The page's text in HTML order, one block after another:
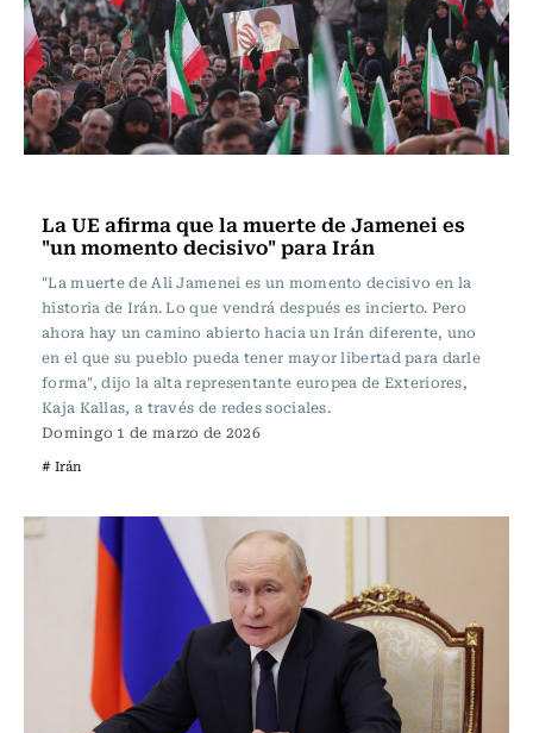
La UE afirma que la muerte de Jamenei es
"un momento decisivo" para Irán
"La muerte de Ali Jamenei es un momento decisivo en la
historia de Irán. Lo que vendrá después es incierto. Pero
ahora hay un camino abierto hacia un Irán diferente, uno
en el que su pueblo pueda tener mayor libertad para darle
forma", dijo la alta representante europea de Exteriores,
Kaja Kallas, a través de redes sociales.
Domingo 1 de marzo de 2026
# Irán